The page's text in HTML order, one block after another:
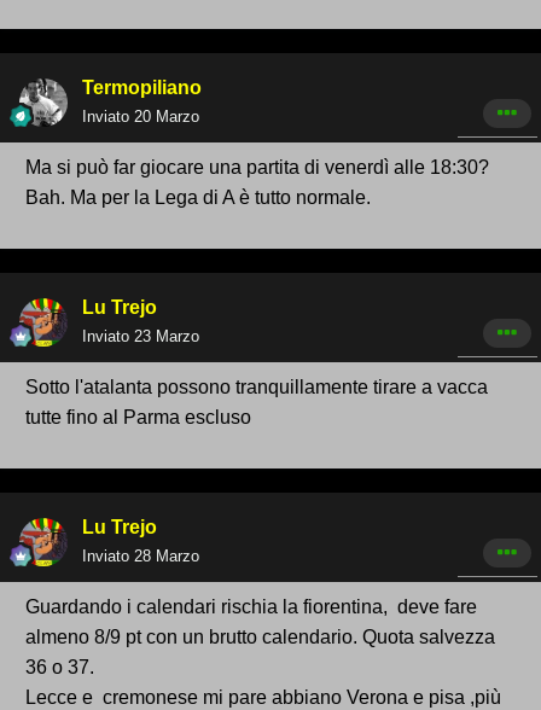
Termopiliano
Inviato 20 Marzo
Ma si può far giocare una partita di venerdì alle 18:30?
Bah. Ma per la Lega di A è tutto normale.
Lu Trejo
Inviato 23 Marzo
Sotto l'atalanta possono tranquillamente tirare a vacca
tutte fino al Parma escluso
Lu Trejo
Inviato 28 Marzo
Guardando i calendari rischia la fiorentina, deve fare
almeno 8/9 pt con un brutto calendario. Quota salvezza
36 o 37.
Lecce e cremonese mi pare abbiano Verona e pisa ,più